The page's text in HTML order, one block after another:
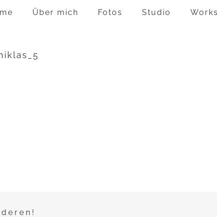
Über mich Fotos Studio